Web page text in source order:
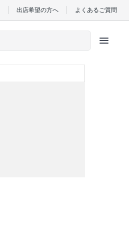
出店希望の方へ よくあるご質問
menu